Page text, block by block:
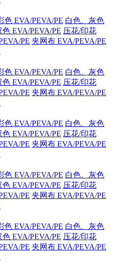
色 EVA/PEVA/PE 白色、灰色
色 EVA/PEVA/PE 压花/印花
PE 夹网布 EVA/PEVA/PE
色 EVA/PEVA/PE 白色、灰色
色 EVA/PEVA/PE 压花/印花
PE 夹网布 EVA/PEVA/PE
色 EVA/PEVA/PE 白色、灰色
色 EVA/PEVA/PE 压花/印花
PE 夹网布 EVA/PEVA/PE
色 EVA/PEVA/PE 白色、灰色
色 EVA/PEVA/PE 压花/印花
PE 夹网布 EVA/PEVA/PE
色 EVA/PEVA/PE 白色、灰色
色 EVA/PEVA/PE 压花/印花
PE 夹网布 EVA/PEVA/PE